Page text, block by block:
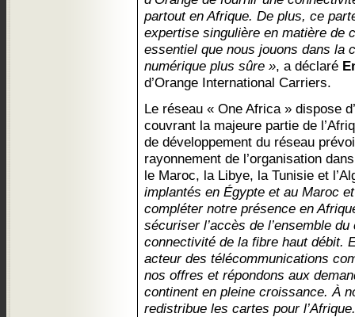
partout en Afrique. De plus, ce
expertise singulière en matière de
essentiel que nous jouons dans la
numérique plus sûre », a déclaré
d’Orange International Carriers.
Le réseau « One Africa » dispose
couvrant la majeure partie de
de développement du réseau
rayonnement de l’organisation
le Maroc, la Libye, la Tunisie et
implantés en Égypte et au Maroc
compléter notre présence en
sécuriser l’accès de l’ensemble
connectivité de la fibre haut débit.
acteur des télécommunications
nos offres et répondons aux
continent en pleine croissance. À
redistribue les cartes pour